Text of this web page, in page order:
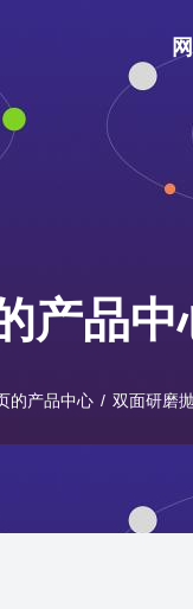
产品中
的产品中心 / 双面研磨